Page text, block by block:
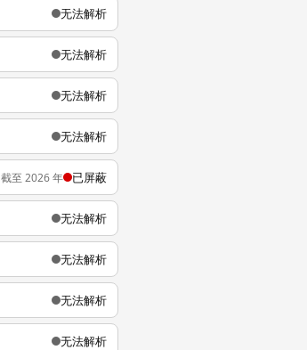
无法解析
无法解析
无法解析
无法解析
截至 2026 年 已屏蔽
无法解析
无法解析
无法解析
无法解析